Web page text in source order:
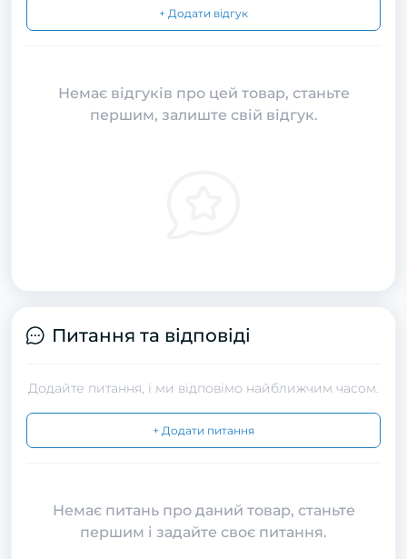
+ Додати відгук
Немає відгуків про цей товар, станьте
першим, залиште свій відгук.
Питання та відповіді
Додайте питання, і ми відповімо найближчим часом.
+ Додати питання
Немає питань про даний товар, станьте
першим і задайте своє питання.